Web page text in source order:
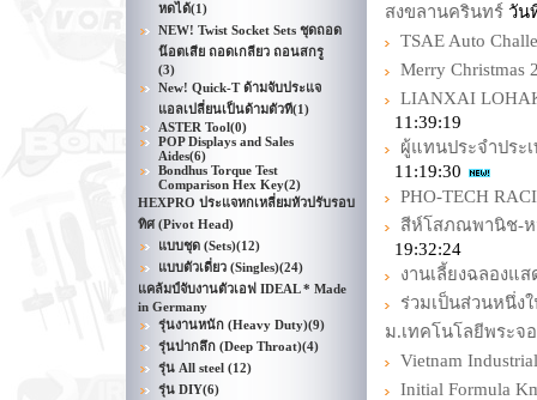
หดได้(1)
NEW! Twist Socket Sets ชุดถอด
น๊อตเสีย ถอดเกลียว ถอนสกรู
(3)
New! Quick-T ด้ามจับประแจ
แอลเปลี่ยนเป็นด้ามตัวที(1)
ASTER Tool(0)
POP Displays and Sales
Aides(6)
Bondhus Torque Test
Comparison Hex Key(2)
HEXPRO ประแจหกเหลี่ยมหัวปรับรอบ
ทิศ (Pivot Head)
แบบชุด (Sets)(12)
แบบตัวเดี่ยว (Singles)(24)
แคล้มป์จับงานตัวเอฟ IDEAL * Made
in Germany
รุ่นงานหนัก (Heavy Duty)(9)
รุ่นปากลึก (Deep Throat)(4)
รุ่น All steel (12)
รุ่น DIY(6)
สงขลานครินทร์ วัน
TSAE Auto
Merry Christmas
LIANXAI
11:39:19
ผู้แทนประจำประ
11:19:30
PHO-TECH
สีห์โสภณพานิช-หน่
19:32:24
งานเลี้ยงฉลองแ
ร่วมเป็นส่วนหนึ่ง
ม.เทคโนโลยีพระจ
Vietnam
Initial Formula